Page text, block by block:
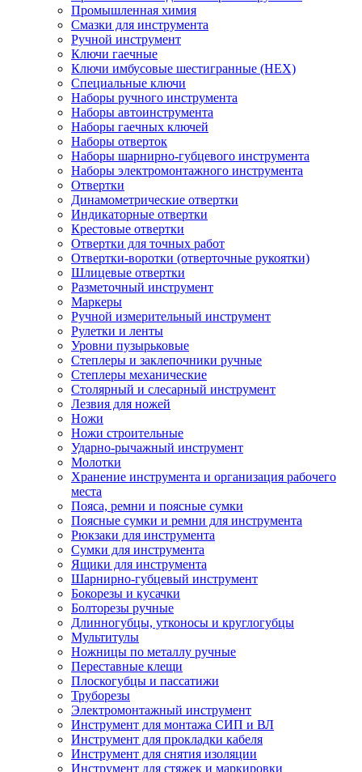
Промышленная химия
Смазки для инструмента
Ручной инструмент
Ключи гаечные
Ключи имбусовые шестигранные (HEX)
Специальные ключи
Наборы ручного инструмента
Наборы автоинструмента
Наборы гаечных ключей
Наборы отверток
Наборы шарнирно-губцевого инструмента
Наборы электромонтажного инструмента
Отвертки
Динамометрические отвертки
Индикаторные отвертки
Крестовые отвертки
Отвертки для точных работ
Отвертки-воротки (отверточные рукоятки)
Шлицевые отвертки
Разметочный инструмент
Маркеры
Ручной измерительный инструмент
Рулетки и ленты
Уровни пузырьковые
Степлеры и заклепочники ручные
Степлеры механические
Столярный и слесарный инструмент
Лезвия для ножей
Ножи
Ножи строительные
Ударно-рычажный инструмент
Молотки
Хранение инструмента и организация рабочего
места
Пояса, ремни и поясные сумки
Поясные сумки и ремни для инструмента
Рюкзаки для инструмента
Сумки для инструмента
Ящики для инструмента
Шарнирно-губцевый инструмент
Бокорезы и кусачки
Болторезы ручные
Длинногубцы, утконосы и круглогубцы
Мультитулы
Ножницы по металлу ручные
Переставные клещи
Плоскогубцы и пассатижи
Труборезы
Электромонтажный инструмент
Инструмент для монтажа СИП и ВЛ
Инструмент для прокладки кабеля
Инструмент для снятия изоляции
Инструмент для стяжек и маркировки